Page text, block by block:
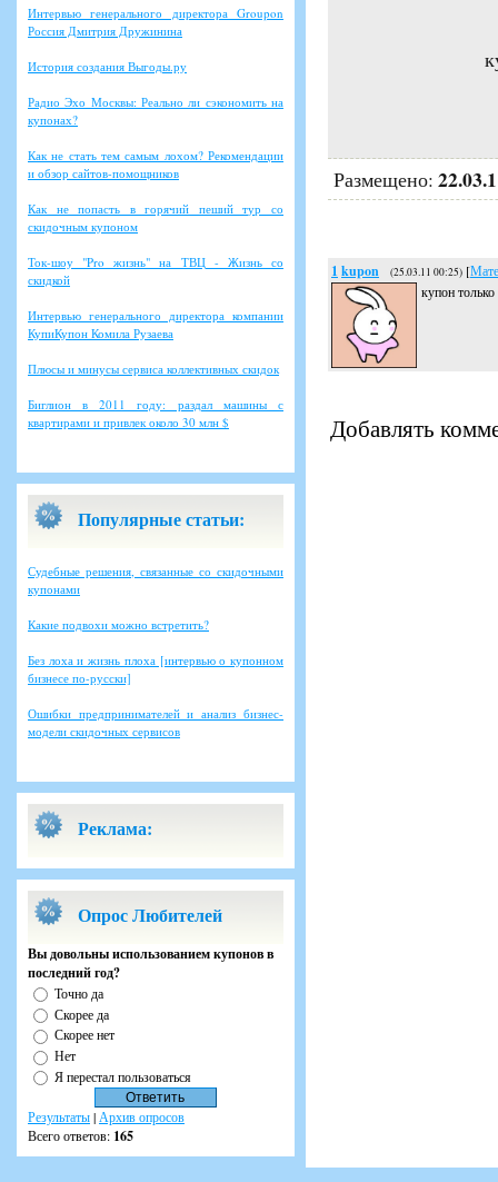
Интервью генерального директора Groupon
Россия Дмитрия Дружинина
История создания Выгоды.ру
Радио Эхо Москвы: Реально ли сэкономить на
купонах?
Как не стать тем самым лохом? Рекомендации
и обзор сайтов-помощников
Как не попасть в горячий пеший тур со
скидочным купоном
Ток-шоу "Pro жизнь" на ТВЦ - Жизнь со
скидкой
Интервью генерального директора компании
КупиКупон Комила Рузаева
Плюсы и минусы сервиса коллективных скидок
Биглион в 2011 году: раздал машины с
квартирами и привлек около 30 млн $
Популярные статьи:
Судебные решения, связанные со скидочными
купонами
Какие подвохи можно встретить?
Без лоха и жизнь плоха [интервью о купонном
бизнесе по-русски]
Ошибки предпринимателей и анализ бизнес-
модели скидочных сервисов
Реклама:
Опрос Любителей
Вы довольны использованием купонов в
последний год?
Точно да
Скорее да
Скорее нет
Нет
Я перестал пользоваться
Результаты| Архив опросов
Всего ответов: 165
Размещено:
1 kupon (25.03.11 00:25) [
купон
Добавлять